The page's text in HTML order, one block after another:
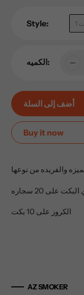
Style:
الكميه:
أضف إلى السلة
Buy it now
المنتج
إلى
عربة
التسوق
الخاصة
والفريده من نوعها
على 20 سجاره
الكروز على 10 بكت
AZ SMOKER